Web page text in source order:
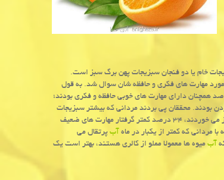
خام یا دو فنجان سبزیجات پهن برگ سبز است.
سنی شركت كنندگان ۷۳ سال شده بود، از آنها در مورد مهارت های فكری و حافظه شان سوال شد. به قول
در حافظه از علائم اولیه اختلال شناختی خفیف تلقی می گردد. یافته ها نشان داد ۵۵ درصد همچنان دارای مهارت های خوبی حافظه و فكری بودند؛
حافظه و فكر كردن بودند. محققان پی بردند مردانی كه بیشتر سبزیجات
مصرف می كردند، یعنی حدود ۶ وعده در روز، در مقایسه با مردانی كه تنها دو وعده سبزیجات در روز می خوردند، ۳۴ درصد كمتر گرفتار مهارت های ضعیف
مردانی كه كمتر از یكبار در ماه آب پرتقال می
آب میوه ها معمولا مملو از كالری هستند، بهتر است یك